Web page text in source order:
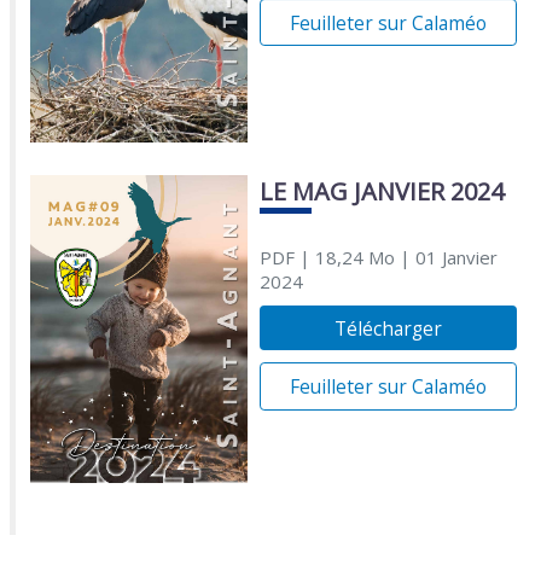
Feuilleter sur Calaméo
LE MAG JANVIER 2024
PDF| 18,24 Mo | 01 Janvier
2024
Télécharger
Feuilleter sur Calaméo